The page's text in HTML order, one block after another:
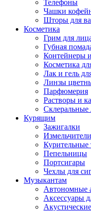
Телефоны
Чашки
Шторы для
Косметика
Грим для
Губная
Контейнеры
Косметика
Лак и гель
Линзы
Парфюмерия
Растворы и
Склеральные
Курящим
Зажигалки
Курительные
Пепельницы
Портсигары
Чехлы для
Музыкантам
Автономные
Аксессуары